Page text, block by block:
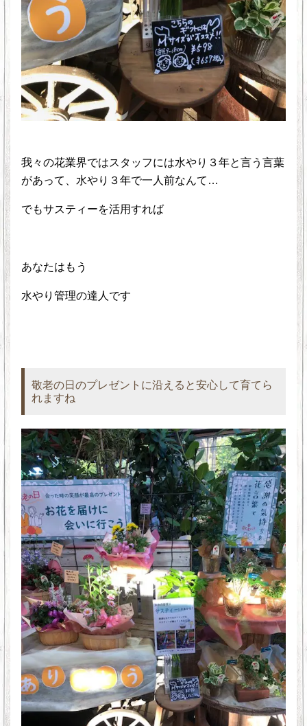
我々の花業界ではスタッフには水やり３年と言う言葉
があって、水やり３年で一人前なんて…
でもサスティーを活用すれば
あなたはもう
水やり管理の達人です
敬老の日のプレゼントに沿えると安心して育てら
れますね